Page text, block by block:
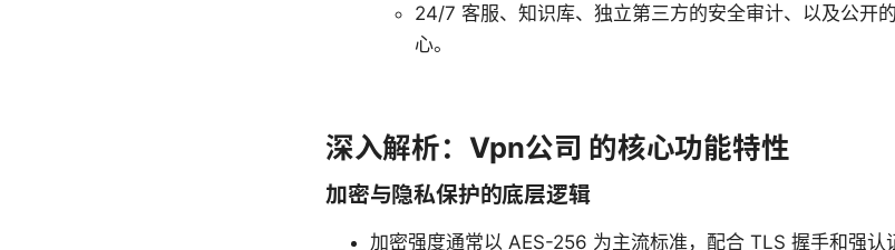
24/7 客服、知识库、独立第三方的安全审计、以及公开
心。
深入解析：Vpn公司 的核心功能特性
加密与隐私保护的底层逻辑
加密强度通常以 AES-256 为主流标准，配合 TLS 握手和强认